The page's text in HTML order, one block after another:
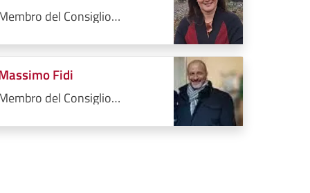
del Consiglio
Fidi
del Consiglio